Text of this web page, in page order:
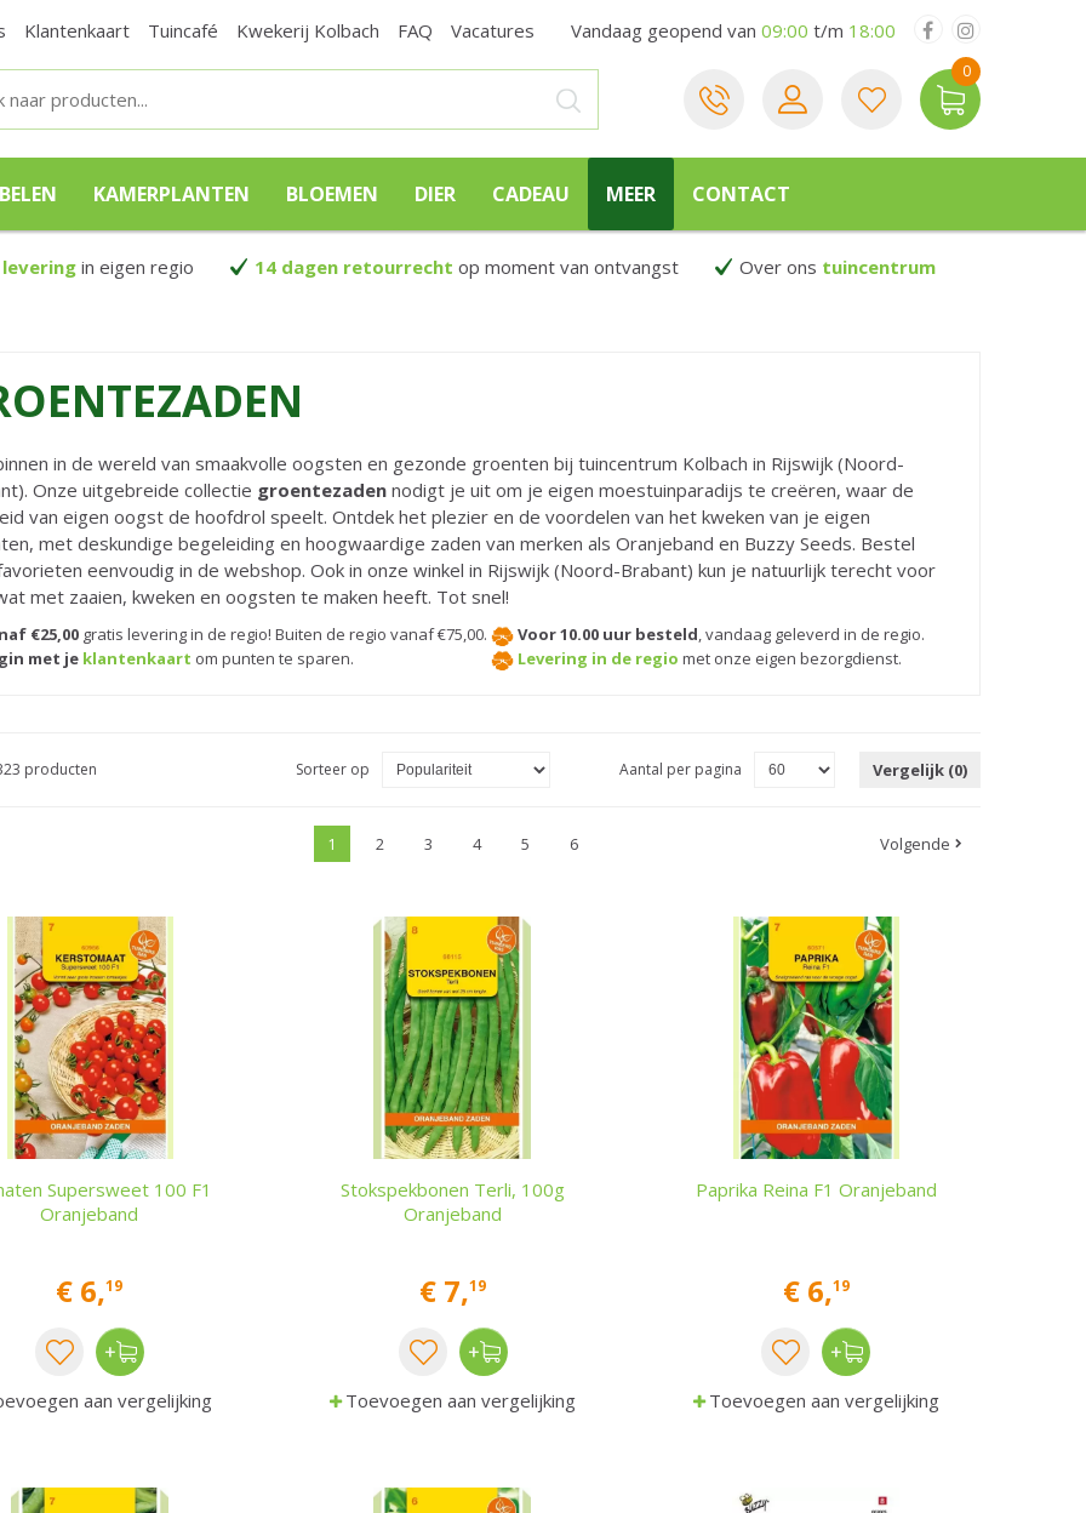
Klantenkaart Tuincafé Kwekerij Kolbach FAQ Vacatures Vandaag geopend van 09:00 t/m 18:00
KAMERPLANTEN BLOEMEN DIER CADEAU MEER CONTACT
leveringin eigen regio 14 dagen retourrecht op moment van ontvangst Over ons tuincentrum
in de wereld van smaakvolle oogsten en gezonde groenten bij tuincentrum Kolbach in Rijswijk (Noord-
Onze uitgebreide collectie groentezaden nodigt je uit om je eigen moestuinparadijs te creëren, waar de
van eigen oogst de hoofdrol speelt. Ontdek het plezier en de voordelen van het kweken van je eigen
met deskundige begeleiding en hoogwaardige zaden van merken als Oranjeband en Buzzy Seeds. Bestel
eenvoudig in de webshop. Ook in onze winkel in Rijswijk (Noord-Brabant) kun je natuurlijk terecht voor
met zaaien, kweken en oogsten te maken heeft. Tot snel!
€25,00 gratis levering in de regio! Buiten de regio vanaf €75,00. Voor 10.00 uur besteld,vandaag geleverd in de regio.
met je klantenkaart om punten te sparen. Levering in de regio met onze eigen bezorgdienst.
producten Aantal per pagina
Sorteer op Vergelijk (0)
1 2 3 4 5 6 Volgende
Supersweet 100 F1
Oranjeband
€ 6,19
aan vergelijking
Stokspekbonen Terli, 100g
Oranjeband
€ 7,19
Toevoegen aan vergelijking
Paprika Reina F1 Oranjeband
€ 6,19
Toevoegen aan vergelijking